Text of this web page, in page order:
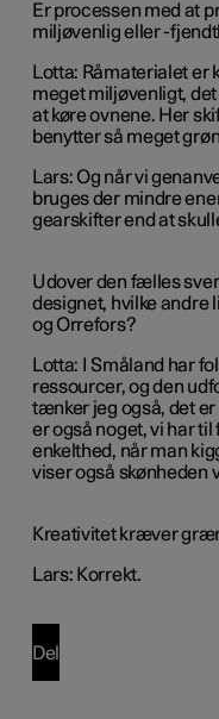
Er processen med at
miljøvenlig eller -
Lotta: Råmaterialet er
meget miljøvenligt,
at køre ovnene. Her
benytter så meget
Lars: Og når vi
bruges der mindre
gearskifter end at
Udover den fælles
designet, hvilke andre
og Orrefors?
Lotta: I Småland har
ressourcer, og den
tænker jeg også, det
er også noget, vi har
enkelthed, når man
viser også skønheden
Kreativitet kræver
Lars: Korrekt.
Del